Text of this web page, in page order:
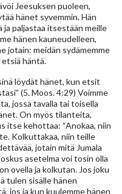
Jeesuksen puoleen,
hänet syvemmin. Hän
paljastaa itsestään meille
hänen kauneudelleen,
jotain: meidän sydämemme
häntä.
löydät hänet, kun etsit
(5. Moos. 4:29) Voimme
jossa tavalla tai toisella
On myös tilanteita,
itse kehottaa: “Anokaa, niin
Kolkuttakaa, niin teille
jotain mitä Jumala
asetelma voi tosin olla
ovella ja kolkutan. Jos joku
tulen sisälle hänen
jos ja kun kuulemme hänen